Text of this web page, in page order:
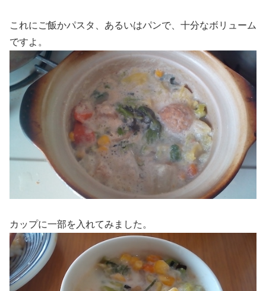
これにご飯かパスタ、あるいはパンで、十分なボリューム
ですよ。
カップに一部を入れてみました。